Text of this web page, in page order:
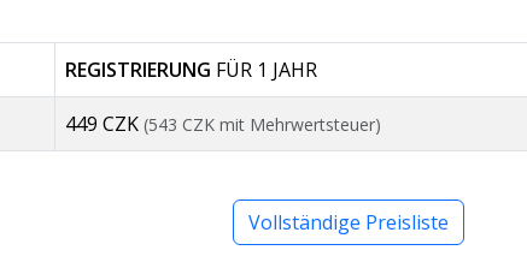
REGISTRIERUNG FÜR 1 JAHR
449 CZK (543 CZK mit Mehrwertsteuer)
Vollständige Preisliste